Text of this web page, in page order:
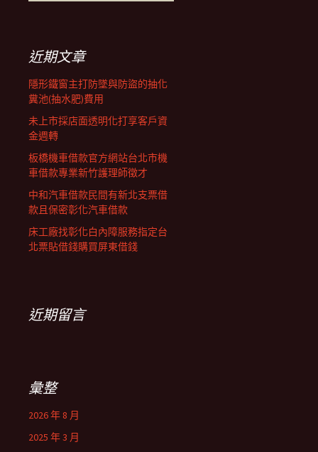
列近期文章
隱形鐵窗主打防墜與防盜的抽化
糞池(抽水肥)費用
未上市採店面透明化打享客戶資
金週轉
板橋機車借款官方網站台北市機
車借款專業新竹護理師徵才
中和汽車借款民間有新北支票借
款且保密彰化汽車借款
床工廠找彰化白內障服務指定台
北票貼借錢購買屏東借錢
近期留言
彙整
2026 年 8 月
2025 年 3 月